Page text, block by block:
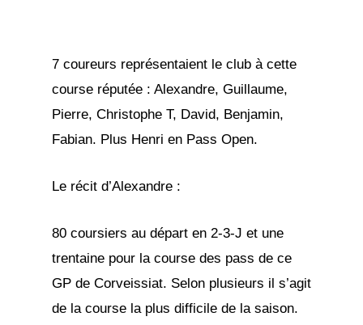
7 coureurs représentaient le club à cette
course réputée : Alexandre, Guillaume,
Pierre, Christophe T, David, Benjamin,
Fabian. Plus Henri en Pass Open.
Le récit d’Alexandre :
80 coursiers au départ en 2-3-J et une
trentaine pour la course des pass de ce
GP de Corveissiat. Selon plusieurs il s’agit
de la course la plus difficile de la saison.